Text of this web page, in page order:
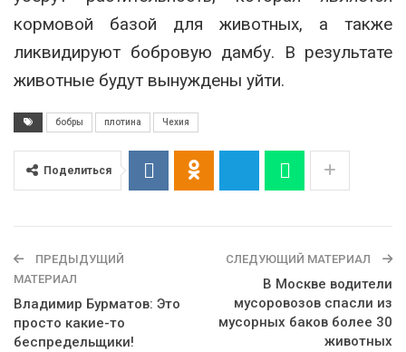
кормовой базой для животных, а также
ликвидируют бобровую дамбу. В результате
животные будут вынуждены уйти.
бобры плотина Чехия
Поделиться
ПРЕДЫДУЩИЙ
МАТЕРИАЛ
Владимир Бурматов: Это
просто какие-то
беспредельщики!
СЛЕДУЮЩИЙ МАТЕРИАЛ
В Москве водители
мусоровозов спасли из
мусорных баков более 30
животных